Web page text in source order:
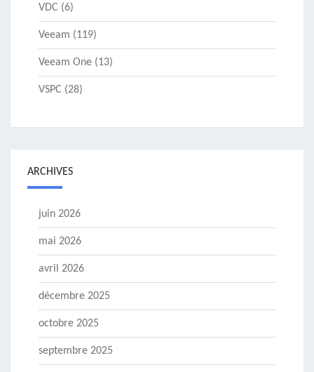
VDC (6)
Veeam (119)
Veeam One (13)
VSPC (28)
ARCHIVES
juin 2026
mai 2026
avril 2026
décembre 2025
octobre 2025
septembre 2025